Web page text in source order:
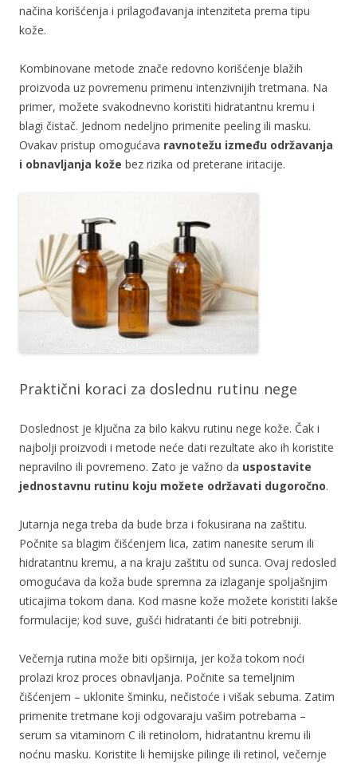
načina korišćenja i prilagođavanja intenziteta prema tipu
kože.
Kombinovane metode znače redovno korišćenje blažih
proizvoda uz povremenu primenu intenzivnijih tretmana. Na
primer, možete svakodnevno koristiti hidratantnu kremu i
blagi čistač. Jednom nedeljno primenite peeling ili masku.
Ovakav pristup omogućava ravnotežu između održavanja
i obnavljanja kože bez rizika od preterane iritacije.
Praktični koraci za doslednu rutinu nege
Doslednost je ključna za bilo kakvu rutinu nege kože. Čak i
najbolji proizvodi i metode neće dati rezultate ako ih koristite
nepravilno ili povremeno. Zato je važno da uspostavite
jednostavnu rutinu koju možete održavati dugoročno.
Jutarnja nega treba da bude brza i fokusirana na zaštitu.
Počnite sa blagim čišćenjem lica, zatim nanesite serum ili
hidratantnu kremu, a na kraju zaštitu od sunca. Ovaj redosled
omogućava da koža bude spremna za izlaganje spoljašnjim
uticajima tokom dana. Kod masne kože možete koristiti lakše
formulacije; kod suve, gušći hidratanti će biti potrebniji.
Večernja rutina može biti opširnija, jer koža tokom noći
prolazi kroz proces obnavljanja. Počnite sa temeljnim
čišćenjem – uklonite šminku, nečistoće i višak sebuma. Zatim
primenite tretmane koji odgovaraju vašim potrebama –
serum sa vitaminom C ili retinolom, hidratantnu kremu ili
noćnu masku. Koristite li hemijske pilinge ili retinol, večernje